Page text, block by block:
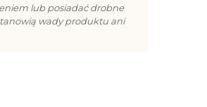
lub posiadać drobne
wady produktu ani